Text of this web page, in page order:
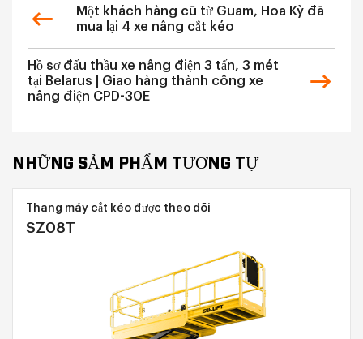
Một khách hàng cũ từ Guam, Hoa Kỳ đã
mua lại 4 xe nâng cắt kéo
Hồ sơ đấu thầu xe nâng điện 3 tấn, 3 mét
tại Belarus | Giao hàng thành công xe
nâng điện CPD-30E
NHỮNG SẢM PHẨM TƯƠNG TỰ
Thang máy cắt kéo được theo dõi
SZ08T